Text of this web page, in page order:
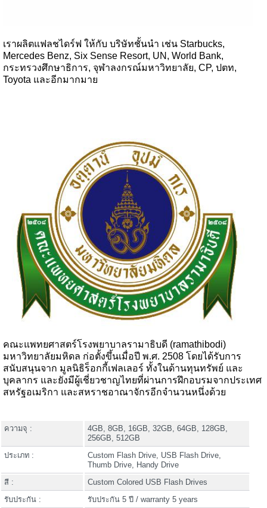
เราผลิตแฟลชไดร์ฟ ให้กับ บริษัทชั้นนำ เช่น Starbucks,
Mercedes Benz, Six Sense Resort, UN, World Bank,
กระทรวงศึกษาธิการ, จุฬาลงกรณ์มหาวิทยาลัย, CP, ปตท,
Toyota และอีกมากมาย
คณะแพทยศาสตร์โรงพยาบาลรามาธิบดี (ramathibodi)
มหาวิทยาลัยมหิดล ก่อตั้งขึ้นเมื่อปี พ.ศ. 2508 โดยได้รับการ
สนับสนุนจาก มูลนิธิร็อกกี้เฟลเลอร์ ทั้งในด้านทุนทรัพย์ และ
บุคลากร และยังมีผู้เชี่ยวชาญไทยที่ผ่านการฝึกอบรมจากประเทศ
สหรัฐอเมริกา และสหราชอาณาจักรอีกจำนวนหนึ่งด้วย
ความจุ :
4GB, 8GB, 16GB, 32GB, 64GB, 128GB,
256GB, 512GB
ประเภท :
Custom Flash Drive, USB Flash Drive,
Thumb Drive, Handy Drive
สี :
Custom Colored USB Flash Drives
รับประกัน :
รับประกัน 5 ปี / warranty 5 years